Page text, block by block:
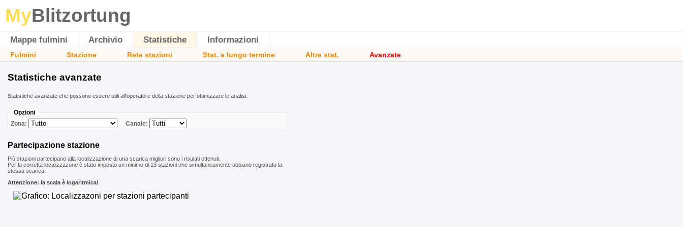
MyBlitzortung
Mappe fulmini Archivio Statistiche Informazioni
Fulmini Stazione Rete stazioni Stat. a lungo termine Altre stat. Avanzate
Statistiche avanzate
Statistiche avanzate che possono essere utili all'operatore della stazione per ottimizzare le analisi.
Opzioni
Zona:
Canale:
Partecipazione stazione
Più stazioni partecipano alla localizzazione di una scarica migliori sono i risulati ottenuti.
Per la corretta localizzazone è stato imposto un minimo di 13 stazioni che simultaneamente abbiano registrato la
stessa scarica.
Attenzione: la scala è logaritmica!